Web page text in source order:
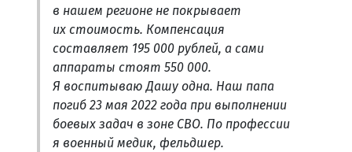
в нашем регионе не покрывает
их стоимость. Компенсация
составляет 195 000 рублей, а сами
аппараты стоят 550 000.
Я воспитываю Дашу одна. Наш папа
погиб 23 мая 2022 года при выполнении
боевых задач в зоне СВО. По профессии
я военный медик, фельдшер.